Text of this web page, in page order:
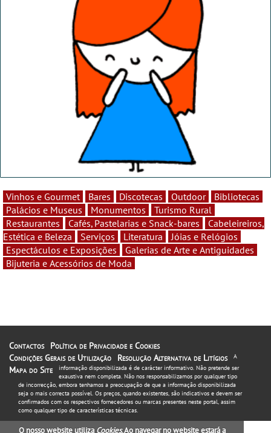
Vinhos e Gourmet Bares Discotecas Outdoor
Bibliotecas
Palácios e Museus
Monumentos
Turismo Rural
Restaurantes
Cafés, Pastelarias e Snack-bares
Cabeleireiros,
Estética e Beleza
Serviços Literatura
Jóias e Relógios
Espectáculos e Exposições
Galerias de Arte e Antiguidades
Bijuteria e Acessórios de Moda
Contactos
Política de Privacidade e Cookies
Condições Gerais de Utilização
Resolução Alternativa de Litígios
Mapa do Site
A
informação disponibilizada é de carácter informativo. Não pretende ser
exaustiva nem completa. Não nos responsabilizamos por qualquer tipo
de incorrecção, embora tenhamos a preocupação de que a informação disponibilizada
seja o mais correcta possível. Os preços, quando existentes, são indicativos e devem ser
confirmados com os respectivos fornecedores ou marcas presentes neste portal, assim
como qualquer tipo de características técnicas.
O nosso website utiliza Cookies. Ao navegar no website estará a